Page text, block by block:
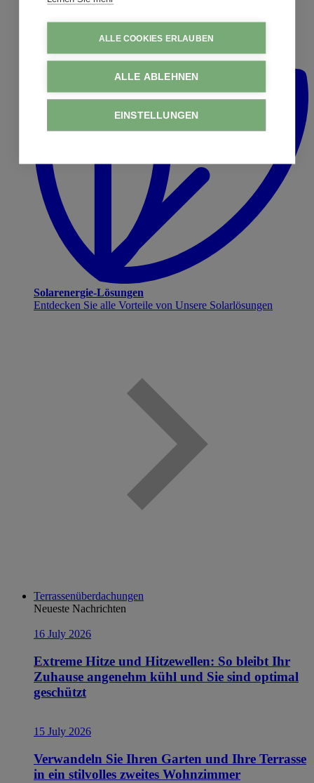
ALLE COOKIES ERLAUBEN
ALLE ABLEHNEN
EINSTELLUNGEN
Solarenergie-Lösungen
Entdecken Sie alle Vorteile von Unsere Solarlösungen
Terrassenüberdachungen
Neueste Nachrichten
16 July 2026
Extreme Hitze und Hitzewellen: So bleibt Ihr
Zuhause angenehm kühl und Sie sind optimal
geschützt
15 July 2026
Verwandeln Sie Ihren Garten und Ihre Terrasse
in ein stilvolles zweites Wohnzimmer